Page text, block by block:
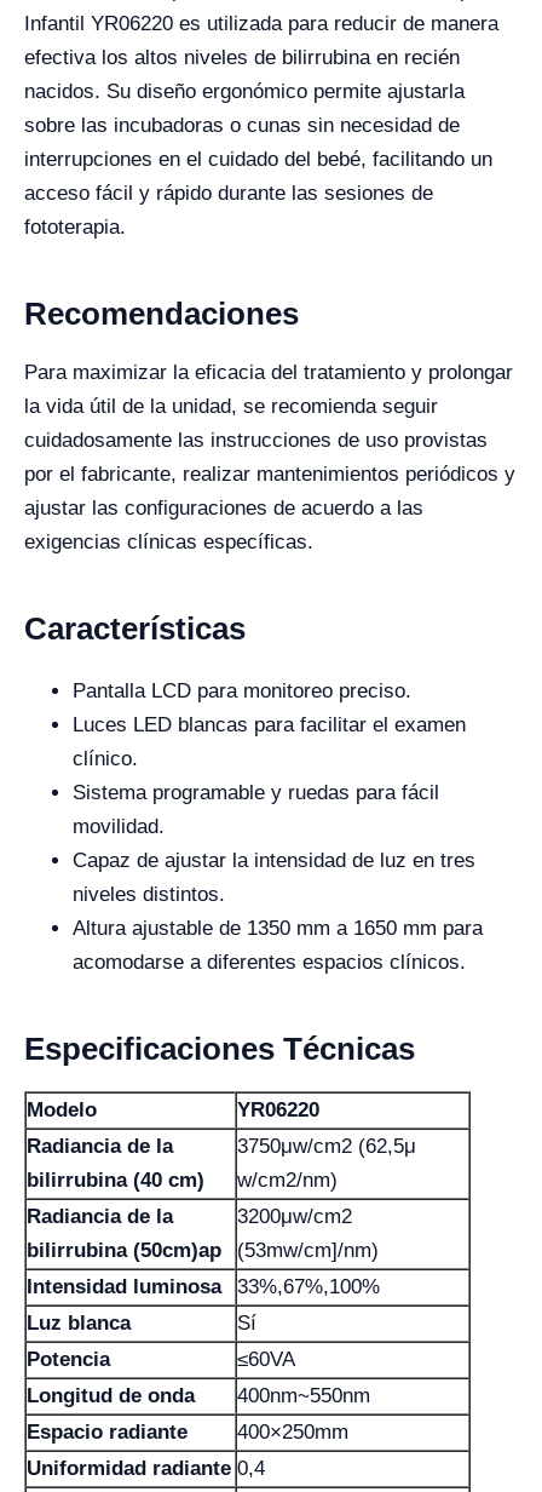
Infantil YR06220 es utilizada para reducir de manera
efectiva los altos niveles de bilirrubina en recién
nacidos. Su diseño ergonómico permite ajustarla
sobre las incubadoras o cunas sin necesidad de
interrupciones en el cuidado del bebé, facilitando un
acceso fácil y rápido durante las sesiones de
fototerapia.
Recomendaciones
Para maximizar la eficacia del tratamiento y prolongar
la vida útil de la unidad, se recomienda seguir
cuidadosamente las instrucciones de uso provistas
por el fabricante, realizar mantenimientos periódicos y
ajustar las configuraciones de acuerdo a las
exigencias clínicas específicas.
Características
Pantalla LCD para monitoreo preciso.
Luces LED blancas para facilitar el examen
clínico.
Sistema programable y ruedas para fácil
movilidad.
Capaz de ajustar la intensidad de luz en tres
niveles distintos.
Altura ajustable de 1350 mm a 1650 mm para
acomodarse a diferentes espacios clínicos.
Especificaciones Técnicas
Modelo
YR06220
Radiancia de la
bilirrubina (40 cm)
3750μw/cm2 (62,5μ
w/cm2/nm)
Radiancia de la
bilirrubina (50cm)ap
3200μw/cm2
(53mw/cm]/nm)
Intensidad luminosa
33%,67%,100%
Luz blanca
Sí
Potencia
≤60VA
Longitud de onda
400nm~550nm
Espacio radiante
400×250mm
Uniformidad radiante 0,4